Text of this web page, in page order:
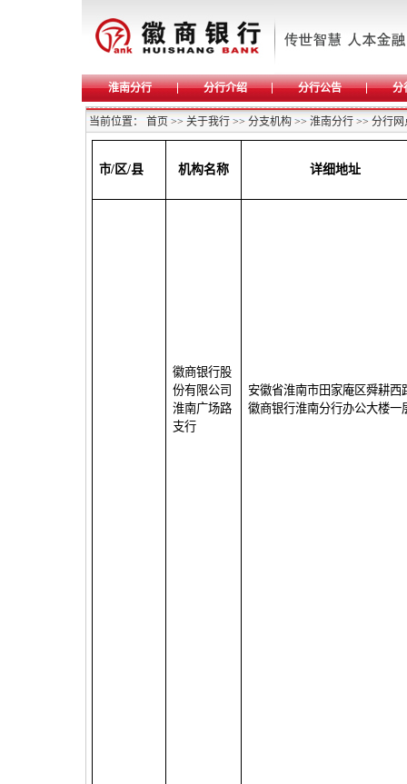
淮南分行 分行介绍 分行公告 分
当前位置： 首页 >> 关于我行 >> 分支机构 >> 淮南分行 >> 分行网
市/ 区/县 机构名称 详细地址
徽商银行股
份有限公司
淮南广场路
支行
安徽省淮南市田家庵区舜耕西
徽商银行淮南分行办公大楼一